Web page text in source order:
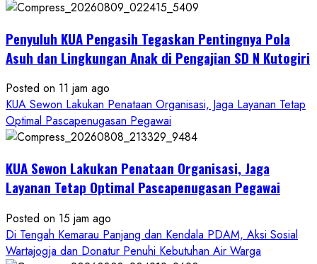
Penyuluh KUA Pengasih Tegaskan Pentingnya Pola
Asuh dan Lingkungan Anak di Pengajian SD N Kutogiri
Posted on 11 jam ago
KUA Sewon Lakukan Penataan Organisasi, Jaga Layanan Tetap
Optimal Pascapenugasan Pegawai
KUA Sewon Lakukan Penataan Organisasi, Jaga
Layanan Tetap Optimal Pascapenugasan Pegawai
Posted on 15 jam ago
Di Tengah Kemarau Panjang dan Kendala PDAM, Aksi Sosial
Wartajogja dan Donatur Penuhi Kebutuhan Air Warga